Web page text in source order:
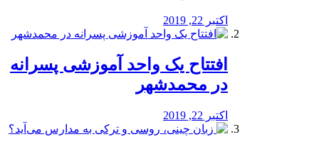
اکتبر 22, 2019
افتتاح یک واحد آموزشی پسرانه
در محمدشهر
اکتبر 22, 2019